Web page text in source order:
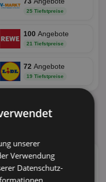
25 Tiefstpreise
100 Angebote
21 Tiefstpreise
72 Angebote
19 Tiefstpreise
Angebote
unserer
Verwendung
Datenschutz-